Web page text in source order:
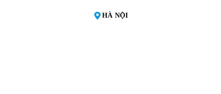
HÀ NỘI